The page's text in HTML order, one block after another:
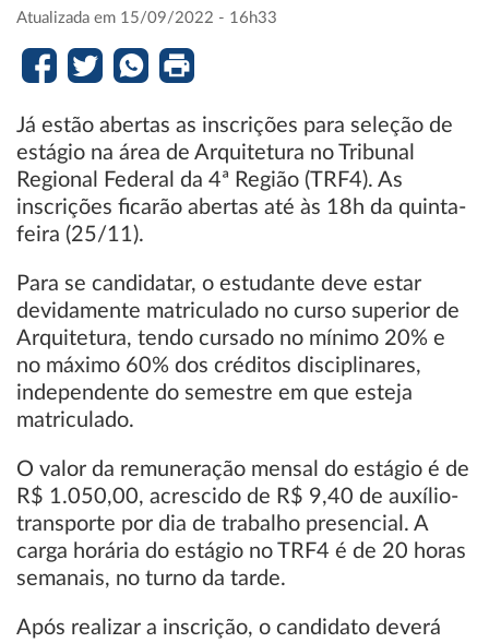
Atualizada em 15/09/2022 - 16h33
Já estão abertas as inscrições para seleção de
estágio na área de Arquitetura no Tribunal
Regional Federal da 4ª Região (TRF4). As
inscrições ficarão abertas até às 18h da quinta-
feira (25/11).
Para se candidatar, o estudante deve estar
devidamente matriculado no curso superior de
Arquitetura, tendo cursado no mínimo 20% e
no máximo 60% dos créditos disciplinares,
independente do semestre em que esteja
matriculado.
O valor da remuneração mensal do estágio é de
R$ 1.050,00, acrescido de R$ 9,40 de auxílio-
transporte por dia de trabalho presencial. A
carga horária do estágio no TRF4 é de 20 horas
semanais, no turno da tarde.
Após realizar a inscrição, o candidato deverá